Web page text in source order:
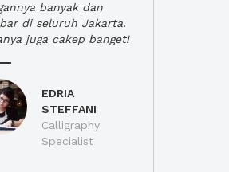
banyak dan
di seluruh Jakarta.
juga cakep banget!
EDRIA
STEFFANI
Calligraphy
Specialist